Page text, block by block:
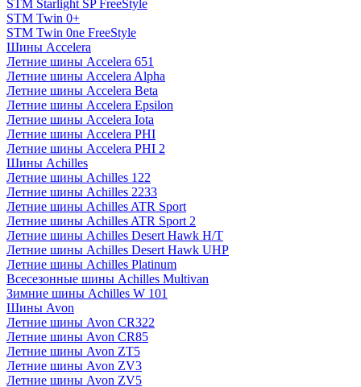
STM Starlight SP FreeStyle
STM Twin 0+
STM Twin 0ne FreeStyle
Шины Accelera
Летние шины Accelera 651
Летние шины Accelera Alpha
Летние шины Accelera Beta
Летние шины Accelera Epsilon
Летние шины Accelera Iota
Летние шины Accelera PHI
Летние шины Accelera PHI 2
Шины Achilles
Летние шины Achilles 122
Летние шины Achilles 2233
Летние шины Achilles ATR Sport
Летние шины Achilles ATR Sport 2
Летние шины Achilles Desert Hawk H/T
Летние шины Achilles Desert Hawk UHP
Летние шины Achilles Platinum
Всесезонные шины Achilles Multivan
Зимние шины Achilles W 101
Шины Avon
Летние шины Avon CR322
Летние шины Avon CR85
Летние шины Avon ZT5
Летние шины Avon ZV3
Летние шины Avon ZV5